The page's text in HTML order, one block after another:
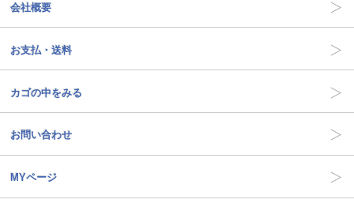
会社概要
お支払・送料
カゴの中をみる
お問い合わせ
MYページ